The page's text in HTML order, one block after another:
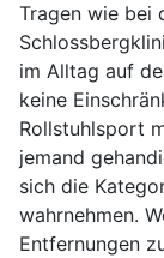
Tragen wie bei
im Alltag auf
keine
Rollstuhlsport
jemand
sich die
wahrnehmen.
Entfernungen